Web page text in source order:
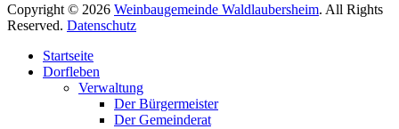
Copyright © 2026 Weinbaugemeinde Waldlaubersheim. All Rights
Reserved. Datenschutz
oben
scrollen
Startseite
Dorfleben
Verwaltung
Der Bürgermeister
Der Gemeinderat